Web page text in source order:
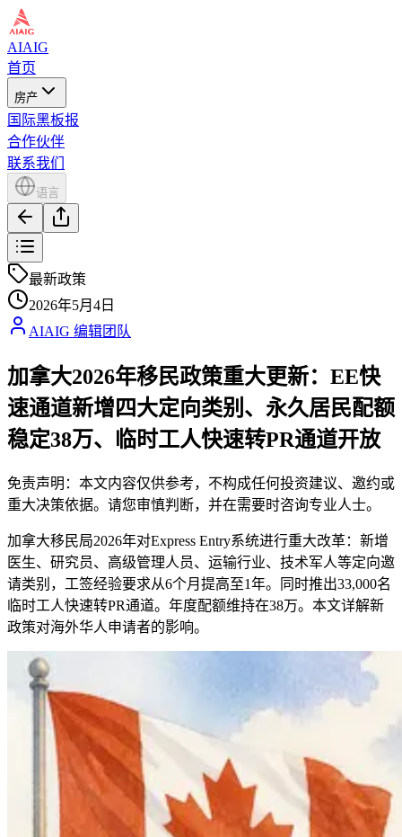
AIAIG
首页
房产
国际黑板报
合作伙伴
联系我们
语言
最新政策
2026年5月4日
AIAIG 编辑团队
加拿大2026年移民政策重大更新：EE快
速通道新增四大定向类别、永久居民配额
稳定38万、临时工人快速转PR通道开放
免责声明：本文内容仅供参考，不构成任何投资建议、邀约或
重大决策依据。请您审慎判断，并在需要时咨询专业人士。
加拿大移民局2026年对Express Entry系统进行重大改革：新增
医生、研究员、高级管理人员、运输行业、技术军人等定向邀
请类别，工签经验要求从6个月提高至1年。同时推出33,000名
临时工人快速转PR通道。年度配额维持在38万。本文详解新
政策对海外华人申请者的影响。